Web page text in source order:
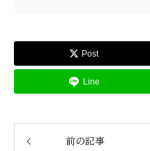
Post
Line
前の記事